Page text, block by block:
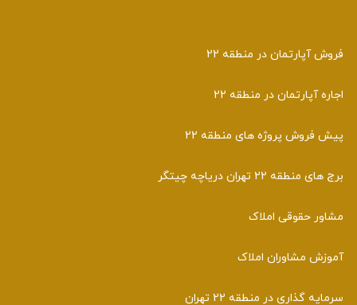
فروش آپارتمان در منطقه 22
اجاره آپارتمان در منطقه 22
پیش فروش پروژه های منطقه 22
برج های منطقه 22 تهران دریاچه چیتگر
مشاور حقوقی املاک
آموزش مشاوران املاک
سرمایه گذاری در منطقه 22 تهران